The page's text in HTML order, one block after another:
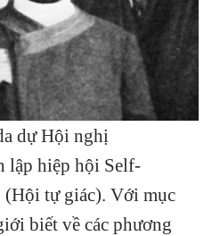
dự Hội nghị
lập hiệp hội Self-
tự giác). Với mục
biết về các phương